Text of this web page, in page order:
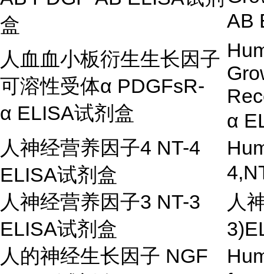
盒
AB
人血血小板衍生生长因子
可溶性受体α PDGFsR-
α ELISA试剂盒
α
人神经营养因子4 NT-4
ELISA试剂盒
人神经营养因子3 NT-3
ELISA试剂盒
人
人的神经生长因子 NGF